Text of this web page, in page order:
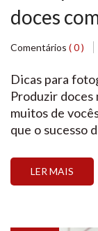
doces
Comentários ( 0 )
Dicas para
Produzir doces
muitos de
que o sucesso
começa por
dar algumas
LER MAIS